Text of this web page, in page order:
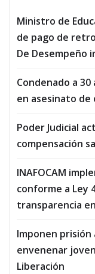
Ministro de
de pago de
De Desempeño
Condenado a
en asesinato de
Poder Judicial
compensación
INAFOCAM
conforme a Ley
transparencia
Imponen
envenenar
Liberación